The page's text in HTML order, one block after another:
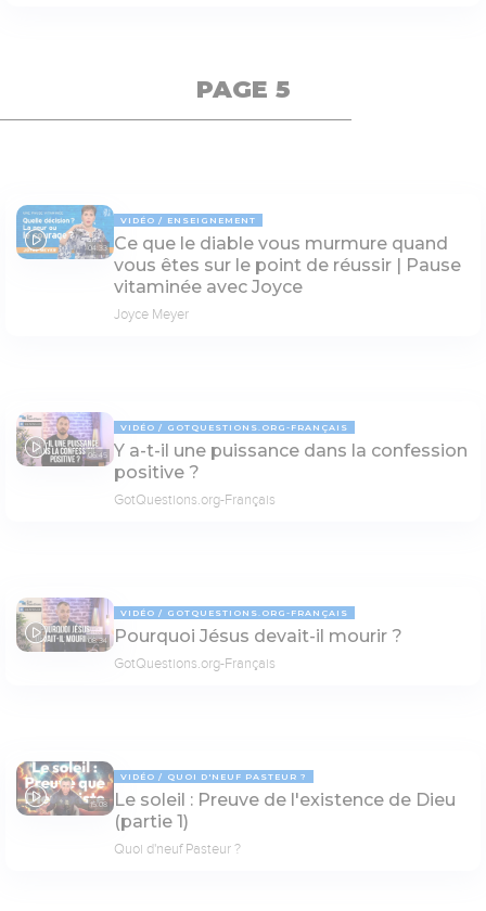
PAGE 5
04:33
VIDÉO ENSEIGNEMENT
Ce que le diable vous murmure quand
vous êtes sur le point de réussir | Pause
vitaminée avec Joyce
Joyce Meyer
06:45
VIDÉO GOTQUESTIONS.ORG-FRANÇAIS
Y a-t-il une puissance dans la confession
positive ?
GotQuestions.org-Français
08:34
VIDÉO GOTQUESTIONS.ORG-FRANÇAIS
Pourquoi Jésus devait-il mourir ?
GotQuestions.org-Français
15:08
VIDÉO QUOI D'NEUF PASTEUR ?
Le soleil : Preuve de l'existence de Dieu
(partie 1)
Quoi d'neuf Pasteur ?